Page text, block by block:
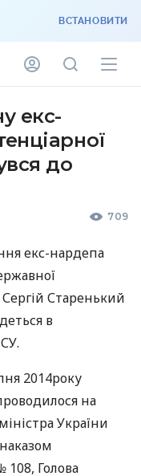
ВСТАНОВИТИ
екс-
до
709
екс-нардепа
Старенький
в
2014року
на
України
Голова